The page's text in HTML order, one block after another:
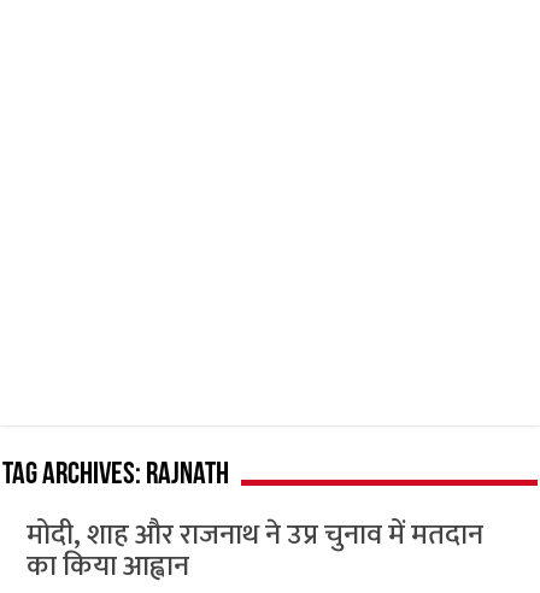
Tag Archives: Rajnath
मोदी, शाह और राजनाथ ने उप्र चुनाव में मतदान
का किया आह्वान